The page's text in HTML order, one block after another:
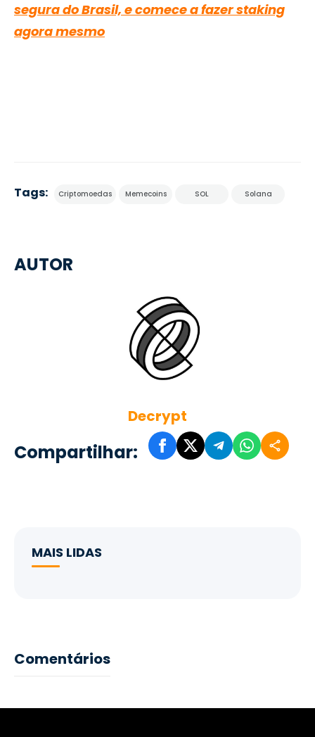
AUTOR
Decrypt
Compartilhar:
segura do Brasil, e comece a fazer staking
agora mesmo
Tags: Criptomoedas Memecoins SOL Solana
MAIS LIDAS
Comentários